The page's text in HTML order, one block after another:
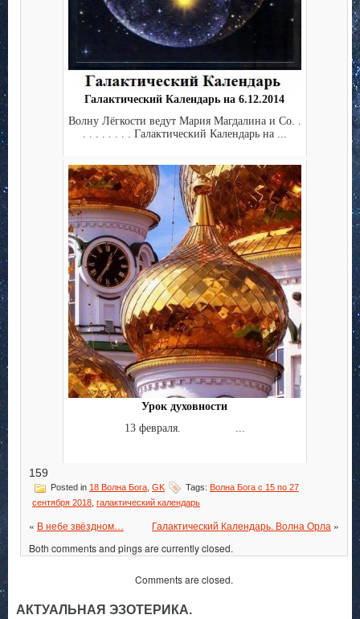
Галактический Календарь на 6.12.2014
Волну Лёгкости ведут Мария Магдалина и Co. .
. . . . . . . . Галактический Календарь на ...
Урок духовности
13 февраля. ...
159
Posted in 18 Волна Бога GK Tags: Волна Бога с 15 по 27
сентября 2018 галактический календарь
« В небе звёздном… Галактический Календарь. Волна Орла »
Both comments and pings are currently closed.
Comments are closed.
АКТУАЛЬНАЯ ЭЗОТЕРИКА.